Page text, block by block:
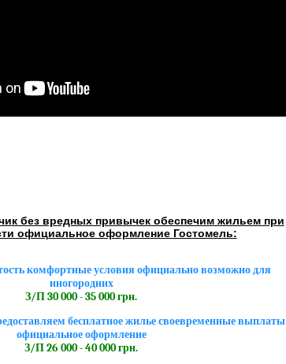
без вредных привычек обеспечим жильем при
официальное оформление Гостомель:
комфортные условия официально возможно для
иногородних
З/П 30 000 - 35 000 грн.
бесплатное жилье своевременные выплаты
официальное оформление
З/П 26 000 - 40 000 грн.